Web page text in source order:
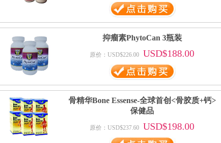
抑瘤素PhytoCan 3瓶装
原价：USD$226.00 USD$188.00
骨精华Bone Essense-全球首创<骨胶质+钙>
保健品
原价：USD$237.60 USD$198.00